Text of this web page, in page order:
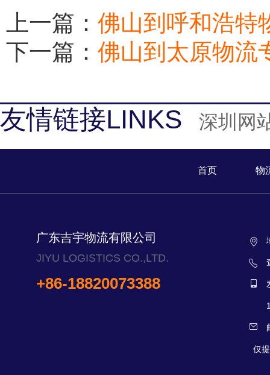
上一篇： 佛山到呼和浩特
下一篇： 佛山到太原物流
友情链接LINKS 深圳网
首页 物
广东吉宇物流有限公司
JIYU LOGISTICS CO.,LTD.
+86-18820073388
仅